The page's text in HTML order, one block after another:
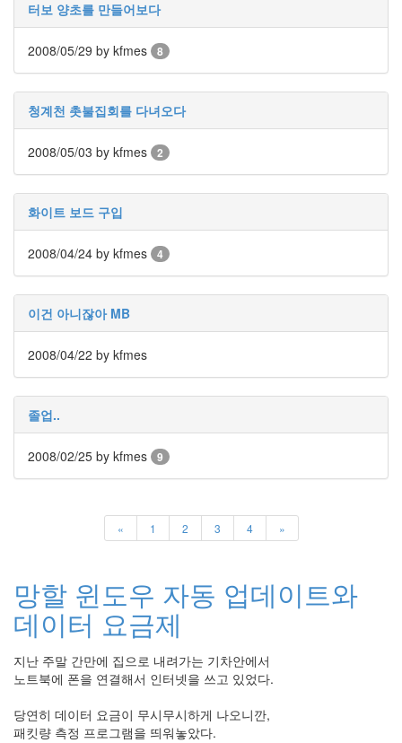
터보 양초를 만들어보다
2008/05/29 by kfmes 8
청계천 촛불집회를 다녀오다
2008/05/03 by kfmes 2
화이트 보드 구입
2008/04/24 by kfmes 4
이건 아니잖아 MB
2008/04/22 by kfmes
졸업..
2008/02/25 by kfmes 9
« 1 2 3 4 »
망할 윈도우 자동 업데이트와
데이터 요금제
지난 주말 간만에 집으로 내려가는 기차안에서
노트북에 폰을 연결해서 인터넷을 쓰고 있었다.
당연히 데이터 요금이 무시무시하게 나오니깐,
패킷량 측정 프로그램을 띄워놓았다.
ACECOMBAT
nateon
ghackfair
FLIT
모
Eclipse
android
트
보
드
자
바
차
데